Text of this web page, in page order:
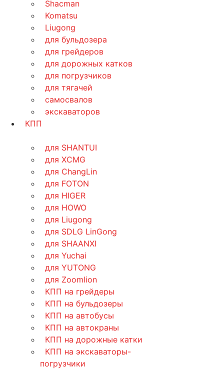
Shacman
Komatsu
Liugong
для бульдозера
для грейдеров
для дорожных катков
для погрузчиков
для тягачей
самосвалов
экскаваторов
КПП
для SHANTUI
для XCMG
для ChangLin
для FOTON
для HIGER
для HOWO
для Liugong
для SDLG LinGong
для SHAANXI
для Yuchai
для YUTONG
для Zoomlion
КПП на грейдеры
КПП на бульдозеры
КПП на автобусы
КПП на автокраны
КПП на дорожные катки
КПП на экскаваторы-
погрузчики